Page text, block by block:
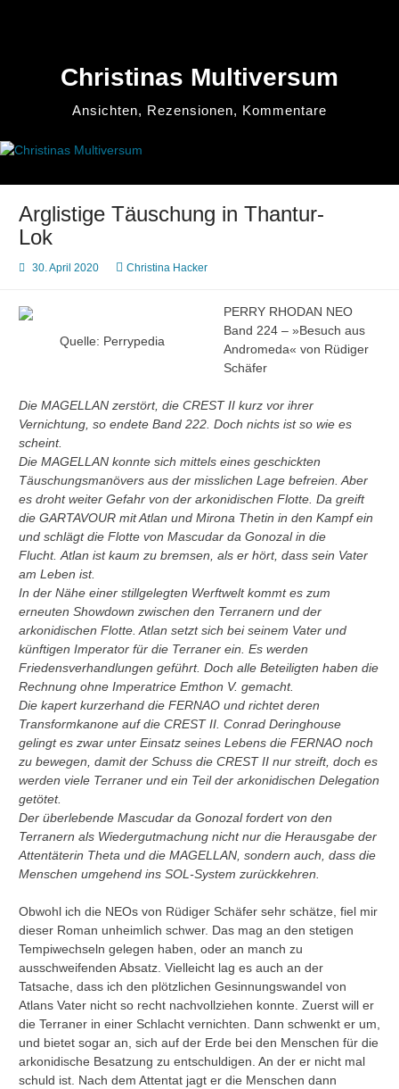
Christinas Multiversum
Ansichten, Rezensionen, Kommentare
Arglistige Täuschung in Thantur-
Lok
30. April 2020 Christina Hacker
Quelle: Perrypedia
PERRY RHODAN NEO
Band 224 – »Besuch aus
Andromeda« von Rüdiger
Schäfer
Die MAGELLAN zerstört, die CREST II kurz vor ihrer
Vernichtung, so endete Band 222. Doch nichts ist so wie es
scheint.
Die MAGELLAN konnte sich mittels eines geschickten
Täuschungsmanövers aus der misslichen Lage befreien. Aber
es droht weiter Gefahr von der arkonidischen Flotte. Da greift
die GARTAVOUR mit Atlan und Mirona Thetin in den Kampf ein
und schlägt die Flotte von Mascudar da Gonozal in die
Flucht. Atlan ist kaum zu bremsen, als er hört, dass sein Vater
am Leben ist.
In der Nähe einer stillgelegten Werftwelt kommt es zum
erneuten Showdown zwischen den Terranern und der
arkonidischen Flotte. Atlan setzt sich bei seinem Vater und
künftigen Imperator für die Terraner ein. Es werden
Friedensverhandlungen geführt. Doch alle Beteiligten haben die
Rechnung ohne Imperatrice Emthon V. gemacht.
Die kapert kurzerhand die FERNAO und richtet deren
Transformkanone auf die CREST II. Conrad Deringhouse
gelingt es zwar unter Einsatz seines Lebens die FERNAO noch
zu bewegen, damit der Schuss die CREST II nur streift, doch es
werden viele Terraner und ein Teil der arkonidischen Delegation
getötet.
Der überlebende Mascudar da Gonozal fordert von den
Terranern als Wiedergutmachung nicht nur die Herausgabe der
Attentäterin Theta und die MAGELLAN, sondern auch, dass die
Menschen umgehend ins SOL-System zurückkehren.
Obwohl ich die NEOs von Rüdiger Schäfer sehr schätze, fiel mir
dieser Roman unheimlich schwer. Das mag an den stetigen
Tempiwechseln gelegen haben, oder an manch zu
ausschweifenden Absatz. Vielleicht lag es auch an der
Tatsache, dass ich den plötzlichen Gesinnungswandel von
Atlans Vater nicht so recht nachvollziehen konnte. Zuerst will er
die Terraner in einer Schlacht vernichten. Dann schwenkt er um,
und bietet sogar an, sich auf der Erde bei den Menschen für die
arkonidische Besatzung zu entschuldigen. An der er nicht mal
schuld ist. Nach dem Attentat jagt er die Menschen dann